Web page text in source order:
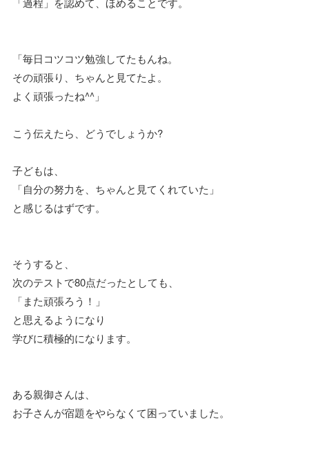
「毎日コツコツ勉強してたもんね。
その頑張り、ちゃんと見てたよ。
よく頑張ったね^^」
こう伝えたら、どうでしょうか?
子どもは、
「自分の努力を、ちゃんと見てくれていた」
と感じるはずです。
そうすると、
次のテストで80点だったとしても、
「また頑張ろう！」
と思えるようになり
学びに積極的になります。
ある親御さんは、
お子さんが宿題をやらなくて困っていました。